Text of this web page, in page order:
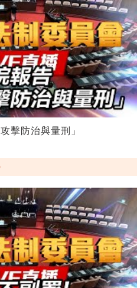
擊防治與量刑」